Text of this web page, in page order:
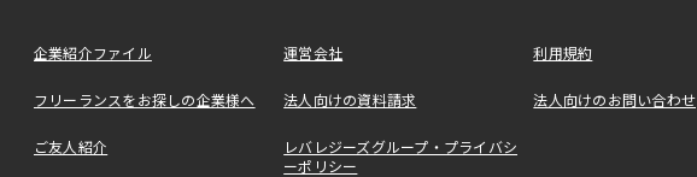
企業紹介ファイル 運営会社 利用規約
フリーランスをお探しの企業様へ 法人向けの資料請求 法人向けのお問い合わせ
ご友人紹介
レバレジーズグループ・プライバシ
ーポリシー